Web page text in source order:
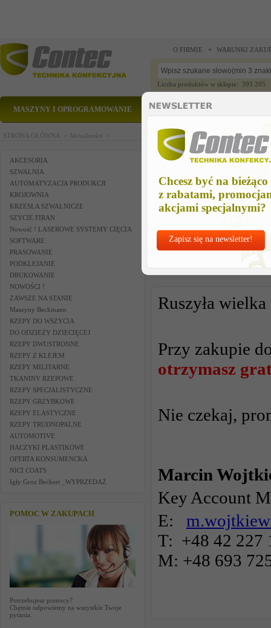
Chcesz być na bieżąco
z rabatami,
akcjami specjalnymi?
Zapisz się na newsletter!
O FIRMIE WARUNKI
Liczba produktów w sklepie: 393 205
MASZYNY I OPROGRAMOWANIE CZĘŚCI ZAMIENNE
STRONA GŁÓWNA > Aktualności >
AKCESORIA
SZWALNIA
AUTOMATYZACJA PRODUKCJI
KROJOWNIA
KRZESŁA SZWALNICZE
SZYCIE FIRAN
Nowość ! LASEROWE SYSTEMY CIĘCIA
SOFTWARE
PRASOWANIE
PODKLEJANIE
DRUKOWANIE
NOWOŚCI !
ZAWSZE NA STANIE
Maszyny Beckmann
RZEPY DO WSZYCIA
DO ODZIEŻY DZIECIĘCEJ
RZEPY DWUSTRONNE
RZEPY Z KLEJEM
RZEPY MILITARNE
TKANINY RZEPOWE
RZEPY SPECJALISTYCZNE
RZEPY GRZYBKOWE
RZEPY ELASTYCZNE
RZEPY TRUDNOPALNE
AUTOMOTIVE
HACZYKI PLASTIKOWE
OFERTA KONSUMENCKA
NICI COATS
Igły Groz Beckert _WYPRZEDAŻ
POMOC W ZAKUPACH
Potrzebujesz pomocy?
Chętnie odpowiemy na wszystkie Twoje
pytania.
Ruszyła
Przy zakupie
otrzymasz
Nie czekaj,
Marcin
Key Account
E:
T: +48 42 227
M: +48 693